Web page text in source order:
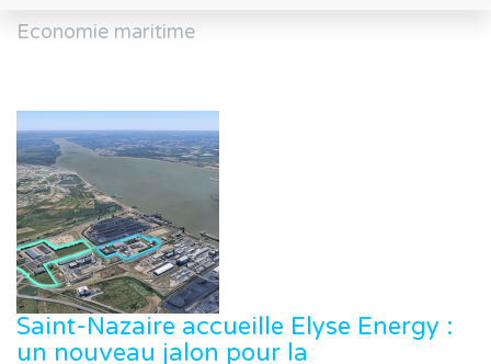
Economie maritime
Saint-Nazaire accueille Elyse Energy :
un nouveau jalon pour la